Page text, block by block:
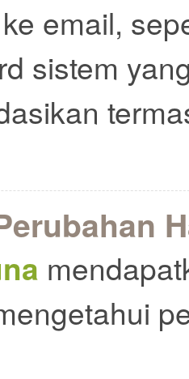
email,
sistem